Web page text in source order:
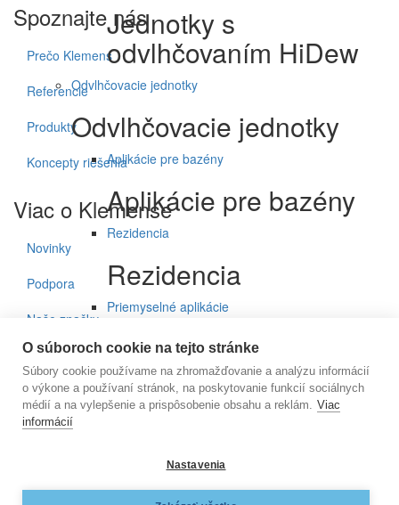
Jednotky s
odvlhčovaním HiDew
Odvlhčovacie jednotky
Odvlhčovacie jednotky
Aplikácie pre bazény
Aplikácie pre bazény
Rezidencia
Rezidencia
Priemyselné aplikácie
Priemyselné aplikácie
Úprava vzduchu pre vínne pivnice a ľahké
komerčné použitie
vínne pivnice a ľahké
Spoznajte nás
Prečo Klemens
Referencie
Produkty
Koncepty riešenia
Viac o Klemense
Novinky
Podpora
Naše značky
Kontakty
Prihlásenie do noviniek
E-mail
KLEMENS, s.r.o., Nižnianska 6572/2, 080 06 Ľubotice, e-
O súboroch cookie na tejto stránke
Súbory cookie používame na zhromažďovanie a analýzu informácií
o výkone a používaní stránok, na poskytovanie funkcií sociálnych
médií a na vylepšenie a prispôsobenie obsahu a reklám. Viac
informácií
Nastavenia